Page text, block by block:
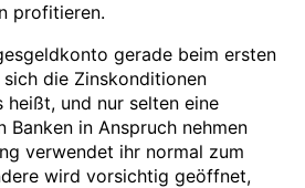
profitieren.
gerade beim ersten
die Zinskonditionen
heißt, und nur selten eine
Banken in Anspruch nehmen
verwendet ihr normal zum
wird vorsichtig geöffnet,